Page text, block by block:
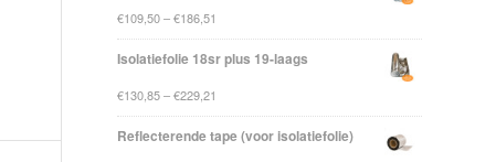
€109,50–€186,51
Isolatiefolie 18sr plus 19-laags
€130,85–€229,21
Reflecterende tape (voor isolatiefolie)